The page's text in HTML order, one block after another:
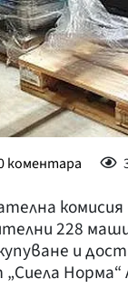
коментара
комисия
228
и